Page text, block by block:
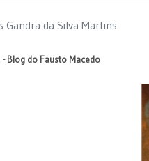
Gandra da Silva Martins
Blog do Fausto Macedo